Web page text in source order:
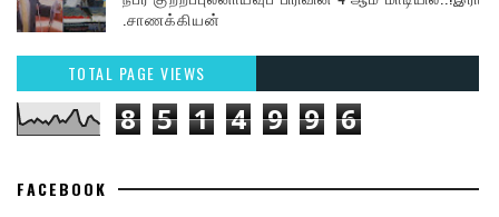
.சாணக்கியன்
TOTAL PAGE VIEWS
8 5 1 4 9 9 6
FACEBOOK